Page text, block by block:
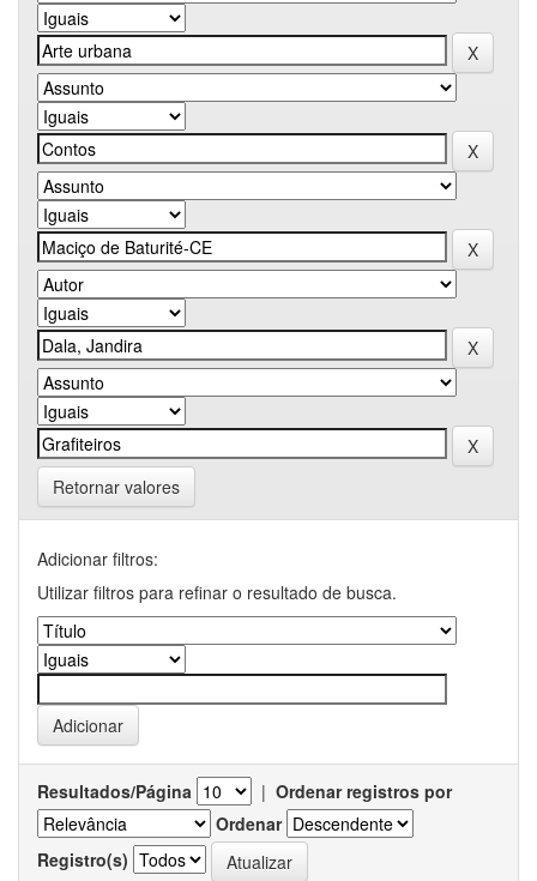
Retornar valores
Adicionar filtros:
Utilizar filtros para refinar o resultado de busca.
Resultados/Página | Ordenar registros por
Ordenar
Registro(s)